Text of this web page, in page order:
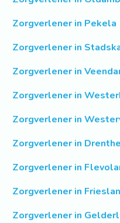
Zorgverlener in Pekela
Zorgverlener in
Zorgverlener in
Zorgverlener in
Zorgverlener in
Zorgverlener in Drenthe
Zorgverlener in
Zorgverlener in
Zorgverlener in